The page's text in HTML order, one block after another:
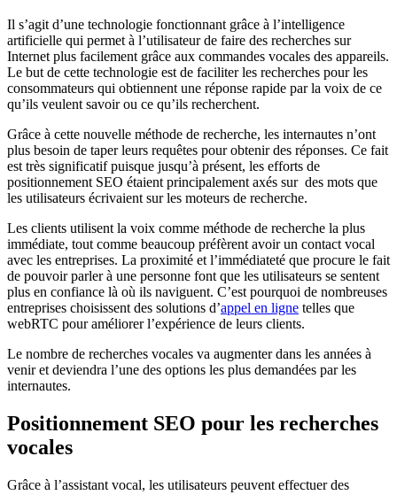
Il s’agit d’une technologie fonctionnant grâce à l’intelligence
artificielle qui permet à l’utilisateur de faire des recherches sur
Internet plus facilement grâce aux commandes vocales des appareils.
Le but de cette technologie est de faciliter les recherches pour les
consommateurs qui obtiennent une réponse rapide par la voix de ce
qu’ils veulent savoir ou ce qu’ils recherchent.
Grâce à cette nouvelle méthode de recherche, les internautes n’ont
plus besoin de taper leurs requêtes pour obtenir des réponses. Ce fait
est très significatif puisque jusqu’à présent, les efforts de
positionnement SEO étaient principalement axés sur des mots que
les utilisateurs écrivaient sur les moteurs de recherche.
Les clients utilisent la voix comme méthode de recherche la plus
immédiate, tout comme beaucoup préfèrent avoir un contact vocal
avec les entreprises. La proximité et l’immédiateté que procure le fait
de pouvoir parler à une personne font que les utilisateurs se sentent
plus en confiance là où ils naviguent. C’est pourquoi de nombreuses
entreprises choisissent des solutions d’appel en ligne telles que​
webRTC pour améliorer l’expérience de leurs clients.
Le nombre de recherches vocales va augmenter dans les années à
venir et deviendra l’une des options les plus demandées par les
internautes.
Positionnement SEO pour les recherches
vocales
Grâce à l’assistant vocal, les utilisateurs peuvent effectuer des